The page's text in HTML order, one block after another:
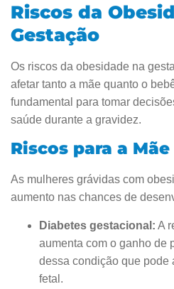
Riscos da
Gestação
Os riscos da obesidade na
afetar tanto a mãe quanto o
fundamental para tomar
saúde durante a gravidez.
Riscos para a Mãe
As mulheres grávidas com
aumento nas chances de
Diabetes gestacional: A
aumenta com o ganho de
dessa condição que pode
fetal.